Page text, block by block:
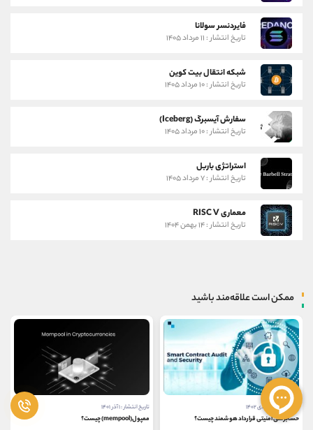
فایردنسر سولانا
تاریخ انتشار : ۱۱ مرداد ۱۴۰۵
شبکه انتقال بیت کوین
تاریخ انتشار : ۱۰ مرداد ۱۴۰۵
سفارش آیسبرگ (Iceberg)
تاریخ انتشار : ۱۰ مرداد ۱۴۰۵
استراتژی باربل
تاریخ انتشار : ۷ مرداد ۱۴۰۵
معماری RISC V
تاریخ انتشار : ۱۴ بهمن ۱۴۰۴
ممکن است علاقه‌مند باشید
تاریخ انتشار : ۱۶ دی ۱۴۰۲
حسابرسی امنیتی قرارداد هوشمند چیست؟
تاریخ انتشار : ۱ آذر ۱۴۰۱
ممپول(mempool) چیست؟